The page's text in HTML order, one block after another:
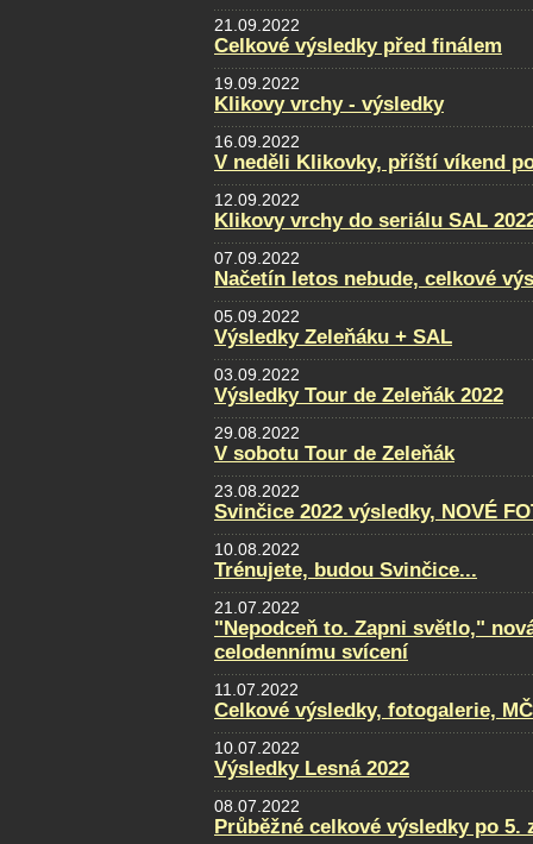
21.09.2022
Celkové výsledky před finálem
19.09.2022
Klikovy vrchy - výsledky
16.09.2022
V neděli Klikovky, příští víkend
12.09.2022
Klikovy vrchy do seriálu SAL
07.09.2022
Načetín letos nebude, celkové
05.09.2022
Výsledky Zeleňáku + SAL
03.09.2022
Výsledky Tour de Zeleňák 2022
29.08.2022
V sobotu Tour de Zeleňák
23.08.2022
Svinčice 2022 výsledky, NOVÉ
10.08.2022
Trénujete, budou Svinčice...
21.07.2022
"Nepodceň to. Zapni světlo,"
celodennímu svícení
11.07.2022
Celkové výsledky, fotogalerie,
10.07.2022
Výsledky Lesná 2022
08.07.2022
Průběžné celkové výsledky po 5.